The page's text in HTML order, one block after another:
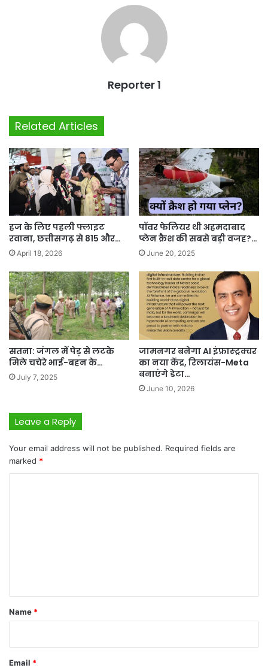
Reporter 1
Related Articles
हज के लिए पहली फ्लाइट
रवाना, छत्तीसगढ़ से 815 और…
April 18, 2026
पॉवर फेलियर थी अहमदाबाद
प्लेन क्रैश की सबसे बड़ी वजह?…
June 20, 2025
सतना: जंगल में पेड़ से लटके
मिले चचेरे भाई-बहन के…
July 7, 2025
जामनगर बनेगा AI इंफ्रास्ट्रक्चर
का नया केंद्र, रिलायंस-Meta
बनाएंगे डेटा…
June 10, 2026
Leave a Reply
Your email address will not be published. Required fields are
marked *
*
Name *
Email *